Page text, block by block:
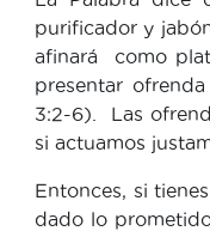
purificador y
afinará como
presentar
3:2-6). Las
si actuamos
Entonces, si
dado lo